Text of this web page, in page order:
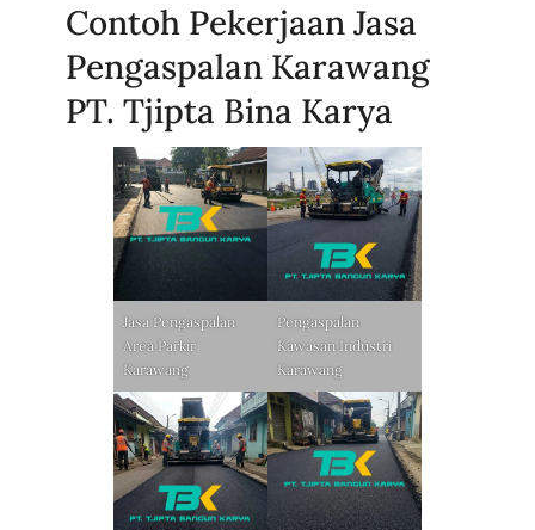
Contoh Pekerjaan Jasa
Pengaspalan Karawang
PT. Tjipta Bina Karya
Jasa Pengaspalan
Area Parkir
Karawang
Pengaspalan
Kawasan Industri
Karawang